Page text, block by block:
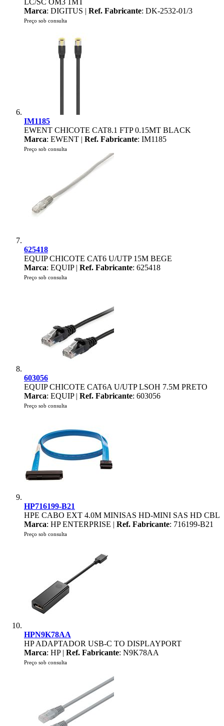
LC/SC OM3 1MT
Marca: DIGITUS | Ref. Fabricante: DK-2532-01/3
Preço sob consulta
IM1185
EWENT CHICOTE CAT8.1 FTP 0.15MT BLACK
Marca: EWENT | Ref. Fabricante: IM1185
Preço sob consulta
625418
EQUIP CHICOTE CAT6 U/UTP 15M BEGE
Marca: EQUIP | Ref. Fabricante: 625418
Preço sob consulta
603056
EQUIP CHICOTE CAT6A U/UTP LSOH 7.5M PRETO
Marca: EQUIP | Ref. Fabricante: 603056
Preço sob consulta
HP716199-B21
HPE CABO EXT 4.0M MINISAS HD-MINI SAS HD CBL
Marca: HP ENTERPRISE | Ref. Fabricante: 716199-B21
Preço sob consulta
HPN9K78AA
HP ADAPTADOR USB-C TO DISPLAYPORT
Marca: HP | Ref. Fabricante: N9K78AA
Preço sob consulta